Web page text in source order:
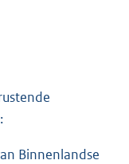
Binnenlandse